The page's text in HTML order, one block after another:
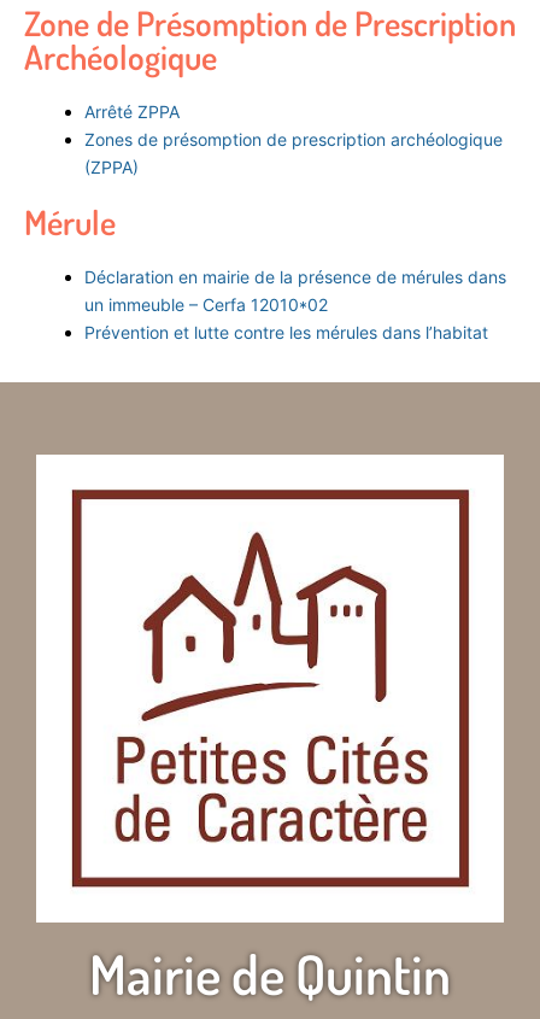
Zone de Présomption de Prescription
Archéologique
Arrêté ZPPA
Zones de présomption de prescription archéologique
(ZPPA)
Mérule
Déclaration en mairie de la présence de mérules dans
un immeuble – Cerfa 12010*02
Prévention et lutte contre les mérules dans l’habitat
Mairie de Quintin